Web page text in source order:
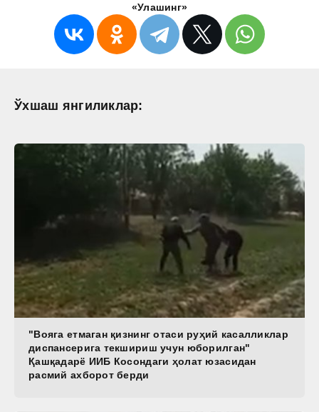
«Улашинг»
Ўхшаш янгиликлар:
"Вояга етмаган қизнинг отаси руҳий касалликлар
диспансерига текшириш учун юборилган"
Қашқадарё ИИБ Косондаги ҳолат юзасидан
расмий ахборот берди